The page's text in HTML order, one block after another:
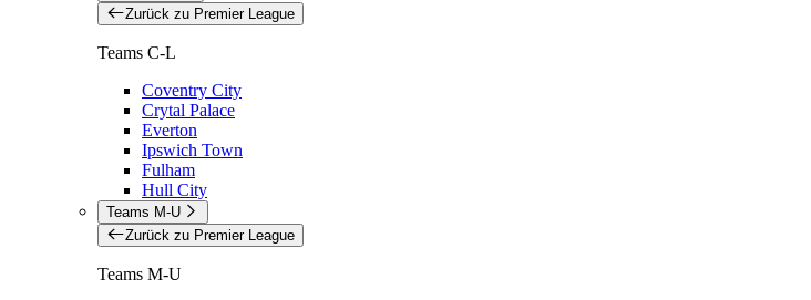
Zurück zu Premier League
Teams C-L
Coventry City
Crytal Palace
Everton
Ipswich Town
Fulham
Hull City
Teams M-U
Zurück zu Premier League
Teams M-U